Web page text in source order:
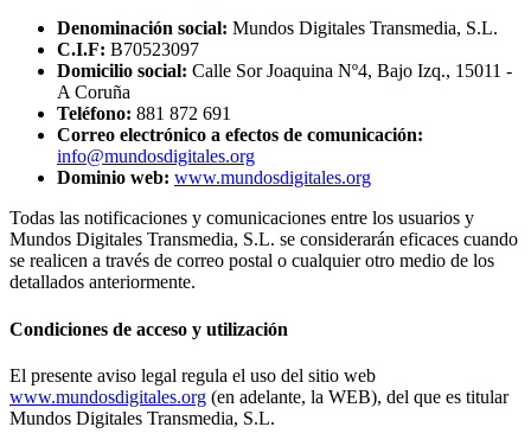
Denominación social: Mundos Digitales Transmedia, S.L.
C.I.F: B70523097
Domicilio social: Calle Sor Joaquina Nº4, Bajo Izq., 15011 -
A Coruña
Teléfono: 881 872 691
Correo electrónico a efectos de comunicación:
info@mundosdigitales.org
Dominio web: www.mundosdigitales.org
Todas las notificaciones y comunicaciones entre los usuarios y
Mundos Digitales Transmedia, S.L. se considerarán eficaces cuando
se realicen a través de correo postal o cualquier otro medio de los
detallados anteriormente.
Condiciones de acceso y utilización
El presente aviso legal regula el uso del sitio web
www.mundosdigitales.org (en adelante, la WEB), del que es titular
Mundos Digitales Transmedia, S.L.